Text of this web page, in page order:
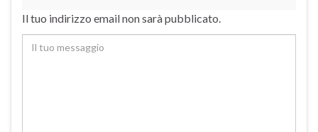
Il tuo indirizzo email non sarà pubblicato.